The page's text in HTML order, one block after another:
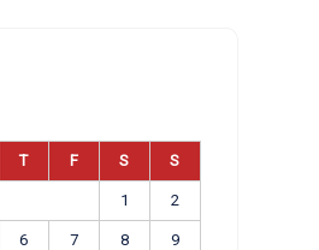
T F S S
1 2
6 7 8 9